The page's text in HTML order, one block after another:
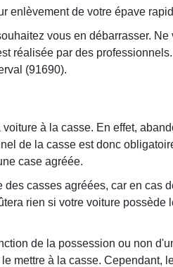
enlèvement de votre épave
vous en débarrasser.
réalisée par des
(91690).
à la casse. En effet,
de la casse est donc
case agréée.
casses agréées, car en cas
rien si votre voiture
de la possession ou non
mettre à la casse. Cependant,